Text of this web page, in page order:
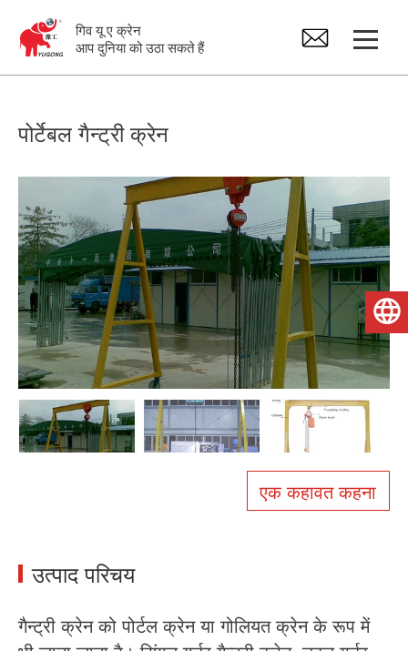
गिव यू ए क्रेन
आप दुनिया को उठा सकते हैं
तिकोनी क्रेन
बिजली चढ़ाना
क्रेन स्पेयर पार्ट्स
हमारे बारे में
समाचार
पोर्टेबल गैन्ट्री क्रेन
एक कहावत कहना
उत्पाद परिचय
गैन्ट्री क्रेन को पोर्टल क्रेन या गोलियत क्रेन के रूप में
हिन्दी